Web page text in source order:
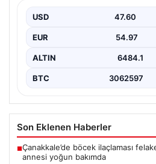
fiyatları
USD 47.60
EUR 54.97
ALTIN 6484.1
BTC 3062597
Son Eklenen Haberler
■Çanakkale’de böcek ilaçlaması
annesi yoğun bakımda